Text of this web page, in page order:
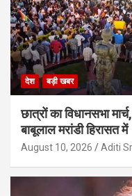
देश बड़ी खबर
छात्रों का विधानसभा
बाबूलाल मरांडी हिरासत में
August 10, 2026 Aditi